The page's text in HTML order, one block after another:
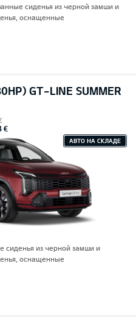
сиденья из черной замши и
оснащенные
GT-LINE SUMMER
€
АВТО НА СКЛАДЕ
сиденья из черной замши и
оснащенные